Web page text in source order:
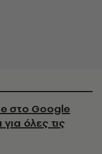
στο Google
όλες τις